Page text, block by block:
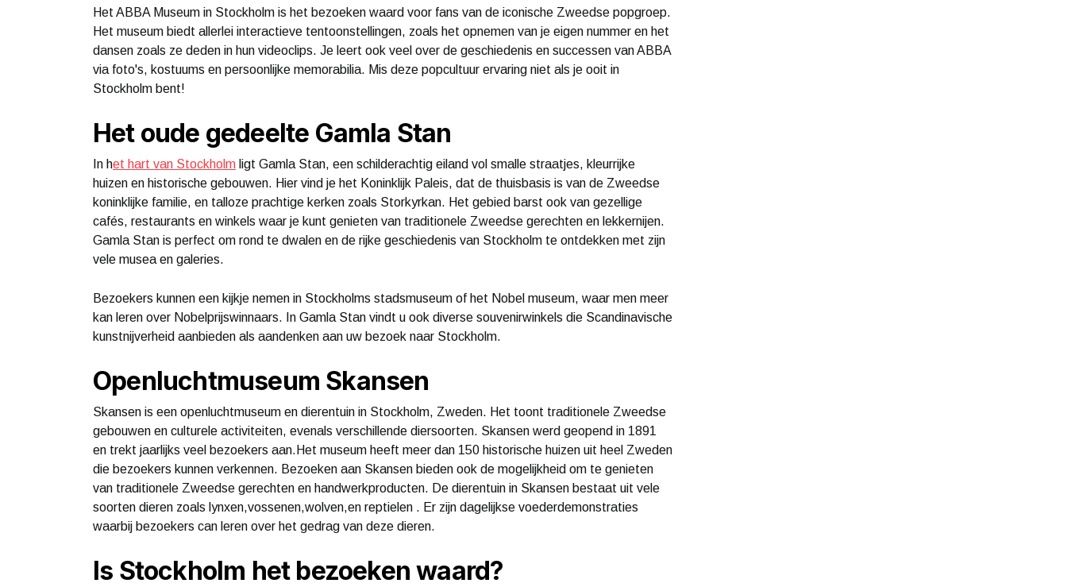
Het ABBA Museum in Stockholm is het bezoeken waard voor fans van de iconische Zweedse popgroep.
Het museum biedt allerlei interactieve tentoonstellingen, zoals het opnemen van je eigen nummer en het
dansen zoals ze deden in hun videoclips. Je leert ook veel over de geschiedenis en successen van ABBA
via foto's, kostuums en persoonlijke memorabilia. Mis deze popcultuur ervaring niet als je ooit in
Stockholm bent!
Het oude gedeelte Gamla Stan
In het hart van Stockholm ligt Gamla Stan, een schilderachtig eiland vol smalle straatjes, kleurrijke
huizen en historische gebouwen. Hier vind je het Koninklijk Paleis, dat de thuisbasis is van de Zweedse
koninklijke familie, en talloze prachtige kerken zoals Storkyrkan. Het gebied barst ook van gezellige
cafés, restaurants en winkels waar je kunt genieten van traditionele Zweedse gerechten en lekkernijen.
Gamla Stan is perfect om rond te dwalen en de rijke geschiedenis van Stockholm te ontdekken met zijn
vele musea en galeries.
Bezoekers kunnen een kijkje nemen in Stockholms stadsmuseum of het Nobel museum, waar men meer
kan leren over Nobelprijswinnaars. In Gamla Stan vindt u ook diverse souvenirwinkels die Scandinavische
kunstnijverheid aanbieden als aandenken aan uw bezoek naar Stockholm.
Openluchtmuseum Skansen
Skansen is een openluchtmuseum en dierentuin in Stockholm, Zweden. Het toont traditionele Zweedse
gebouwen en culturele activiteiten, evenals verschillende diersoorten. Skansen werd geopend in 1891
en trekt jaarlijks veel bezoekers aan.Het museum heeft meer dan 150 historische huizen uit heel Zweden
die bezoekers kunnen verkennen. Bezoeken aan Skansen bieden ook de mogelijkheid om te genieten
van traditionele Zweedse gerechten en handwerkproducten. De dierentuin in Skansen bestaat uit vele
soorten dieren zoals lynxen,vossenen,wolven,en reptielen . Er zijn dagelijkse voederdemonstraties
waarbij bezoekers can leren over het gedrag van deze dieren.
Is Stockholm het bezoeken waard?